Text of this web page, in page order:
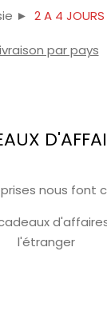
► 2 A 4 JOURS
par pays
nous font
l'étranger